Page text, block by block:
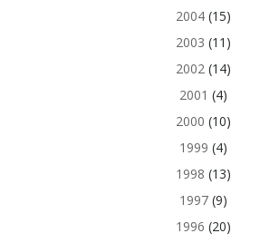
2004(15)
2003 (11)
2002(14)
2001 (4)
2000 (10)
1999 (4)
1998 (13)
1997(9)
1996 (20)